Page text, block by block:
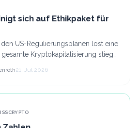
sich auf Ethikpaket für
US-Regulierungsplänen löst eine
gesamte Kryptokapitalisierung stieg
21. Jul 2026